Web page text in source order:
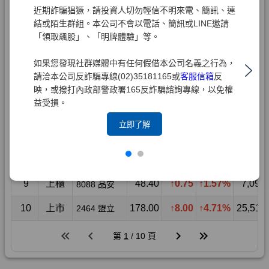
近期詐騙猖獗，請投資人切勿輕信不明來電、簡訊、連
結或陌生群組。本公司不會以電話、簡訊或LINE邀請
「領取飆股」、「明牌體驗」等。
如果您發現社群媒體中有任何假借本公司名義之行為，
請洽本公司反詐騙專線(02)35181165或客服信箱反
映，或撥打內政部警政署165反詐騙諮詢專線，以免權
益受損。
立即了解